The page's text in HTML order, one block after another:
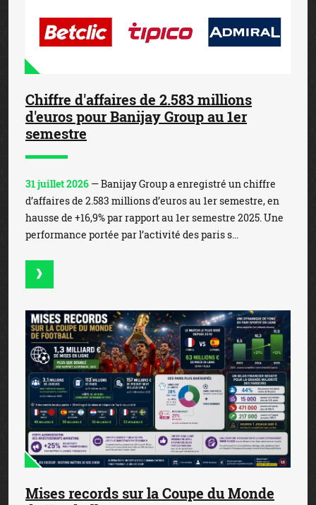
Chiffre d'affaires de 2.583 millions
d'euros pour Banijay Group au 1er
semestre
31 juillet 2026 — Banijay Group a enregistré un chiffre
d’affaires de 2.583 millions d’euros au 1er semestre, en
hausse de +16,9% par rapport au 1er semestre 2025. Une
performance portée par l’activité des paris s...
Mises records sur la Coupe du Monde